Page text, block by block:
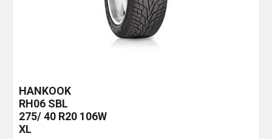
HANKOOK
RH06 SBL
275/ 40 R20 106W
XL